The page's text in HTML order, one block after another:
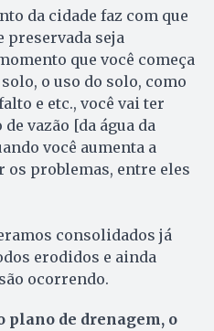
da cidade faz com que
preservada seja
que você começa
o uso do solo, como
e etc., você vai ter
vazão [da água da
você aumenta a
os problemas, entre eles
consolidados já
erodidos e ainda
ocorrendo.
plano de drenagem, o